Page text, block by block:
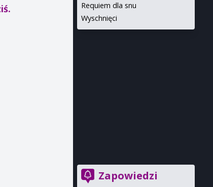
Requiem dla snu
Wyschnięci
Zapowiedzi